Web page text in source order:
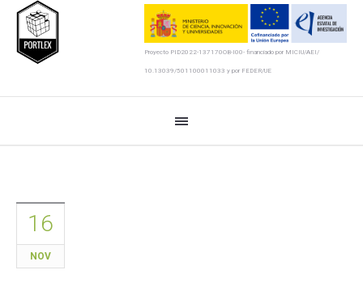
Proyecto PID2022-137170OB-I00- financiado por MICIU/AEI/
10.13039/501100011033 y por FEDER/UE
16
NOV